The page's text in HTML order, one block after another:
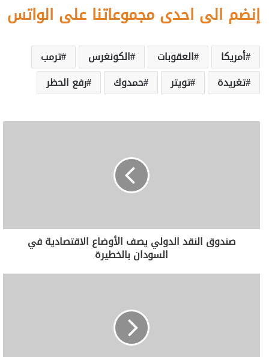
إنضم الى احدى مجموعاتنا على الواتس
أمريكا العقوبات الكونغرس
ترمب
تغريدة
تويتر حمدوك رفع الحظر
صندوق النقد الدولي يصف الأوضاع الاقتصادية في
السودان بالخطيرة